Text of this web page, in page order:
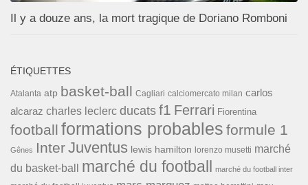
Il y a douze ans, la mort tragique de Doriano Romboni
ÉTIQUETTES
Atalanta atp basket-ball Cagliari calciomercato milan carlos
alcaraz charles leclerc ducats f1 Ferrari Fiorentina
football formations probables formule 1
Gênes InterJuventus lewis hamilton lorenzo musetti marché
du basket-ball
marché du football marché du football inter